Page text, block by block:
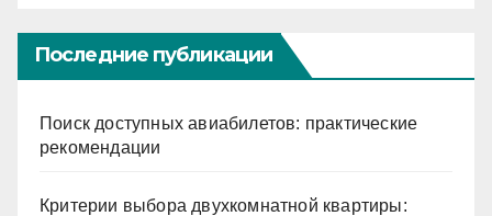
Последние публикации
Поиск доступных авиабилетов: практические
рекомендации
Критерии выбора двухкомнатной квартиры: